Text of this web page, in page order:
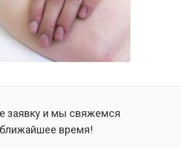
заявку и мы свяжемся
время!